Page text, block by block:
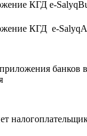
КГД e-
КГД e-
банков